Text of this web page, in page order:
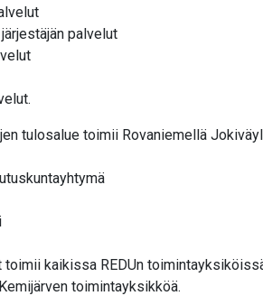
palvelut
tulosalue toimii Rovaniemellä
kaikissa REDUn
toimintayksikköä.